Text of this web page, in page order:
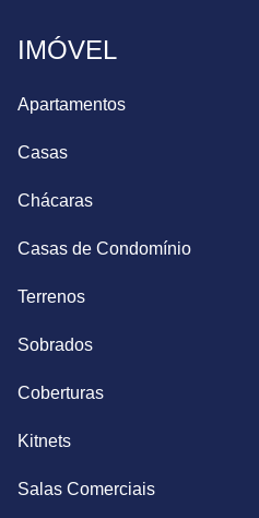
IMÓVEL
Apartamentos
Casas
Chácaras
Casas de Condomínio
Terrenos
Sobrados
Coberturas
Kitnets
Salas Comerciais